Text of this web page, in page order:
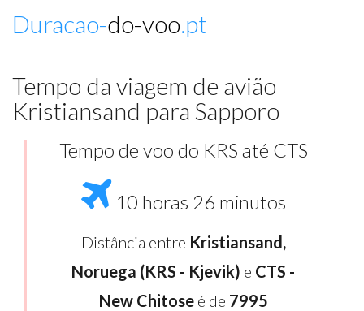
Duracao-do-voo.pt
Tempo da viagem de avião
Kristiansand para Sapporo
Tempo de voo do KRS até CTS
10 horas 26 minutos
Distância entre Kristiansand,
Noruega (KRS - Kjevik) e CTS -
New Chitoseé de 7995